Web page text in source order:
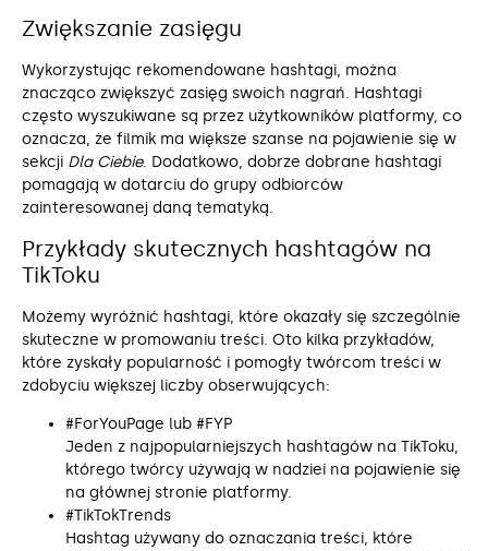
Zwiększanie zasięgu
Wykorzystując rekomendowane hashtagi, można
znacząco zwiększyć zasięg swoich nagrań. Hashtagi
często wyszukiwane są przez użytkowników platformy, co
oznacza, że filmik ma większe szanse na pojawienie się w
sekcji Dla Ciebie. Dodatkowo, dobrze dobrane hashtagi
pomagają w dotarciu do grupy odbiorców
zainteresowanej daną tematyką.
Przykłady skutecznych hashtagów na
TikToku
Możemy wyróżnić hashtagi, które okazały się szczególnie
skuteczne w promowaniu treści. Oto kilka przykładów,
które zyskały popularność i pomogły twórcom treści w
zdobyciu większej liczby obserwujących:
#ForYouPage lub #FYP
Jeden z najpopularniejszych hashtagów na TikToku,
którego twórcy używają w nadziei na pojawienie się
na głównej stronie platformy.
#TikTokTrends
Hashtag używany do oznaczania treści, które